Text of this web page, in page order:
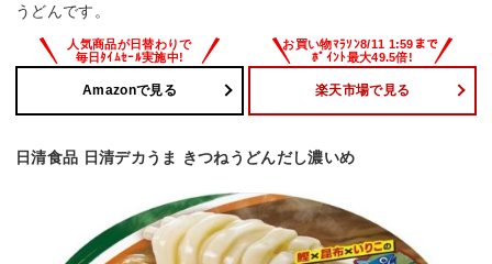
うどんです。
Amazonで見る 楽天市場で見る
日清食品 日清デカうま きつねうどんだし濃いめ